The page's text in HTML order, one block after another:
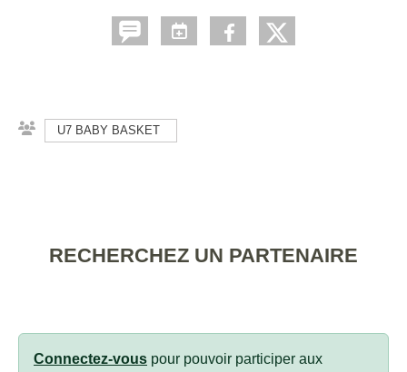
U7 BABY BASKET
RECHERCHEZ UN PARTENAIRE
Connectez-vous pour pouvoir participer aux